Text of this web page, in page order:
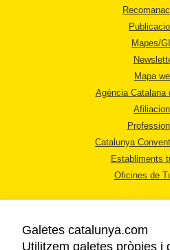
Mapes/
Mapa
Agència Catalana
Catalunya
Establiments
Oficines de
Galetes catalunya.com
Utilitzem galetes pròpies i